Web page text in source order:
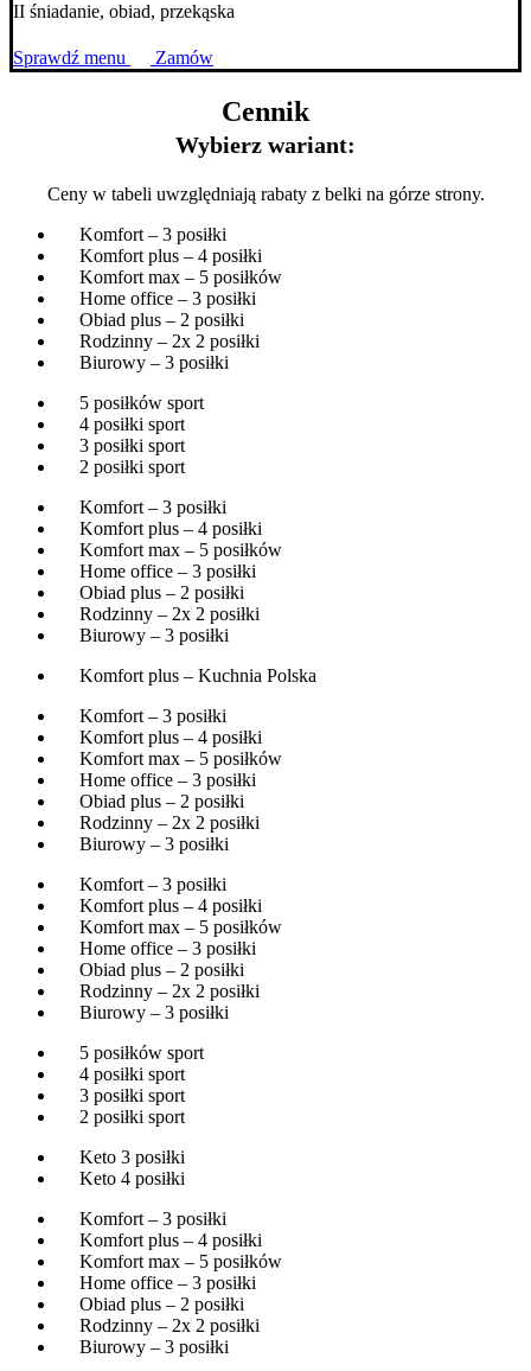
II śniadanie, obiad, przekąska
Sprawdź menu Zamów
Cennik
Wybierz wariant:
Ceny w tabeli uwzględniają rabaty z belki na górze strony.
Komfort – 3 posiłki
Komfort plus – 4 posiłki
Komfort max – 5 posiłków
Home office – 3 posiłki
Obiad plus – 2 posiłki
Rodzinny – 2x 2 posiłki
Biurowy – 3 posiłki
5 posiłków sport
4 posiłki sport
3 posiłki sport
2 posiłki sport
Komfort – 3 posiłki
Komfort plus – 4 posiłki
Komfort max – 5 posiłków
Home office – 3 posiłki
Obiad plus – 2 posiłki
Rodzinny – 2x 2 posiłki
Biurowy – 3 posiłki
Komfort plus – Kuchnia Polska
Komfort – 3 posiłki
Komfort plus – 4 posiłki
Komfort max – 5 posiłków
Home office – 3 posiłki
Obiad plus – 2 posiłki
Rodzinny – 2x 2 posiłki
Biurowy – 3 posiłki
Komfort – 3 posiłki
Komfort plus – 4 posiłki
Komfort max – 5 posiłków
Home office – 3 posiłki
Obiad plus – 2 posiłki
Rodzinny – 2x 2 posiłki
Biurowy – 3 posiłki
5 posiłków sport
4 posiłki sport
3 posiłki sport
2 posiłki sport
Keto 3 posiłki
Keto 4 posiłki
Komfort – 3 posiłki
Komfort plus – 4 posiłki
Komfort max – 5 posiłków
Home office – 3 posiłki
Obiad plus – 2 posiłki
Rodzinny – 2x 2 posiłki
Biurowy – 3 posiłki